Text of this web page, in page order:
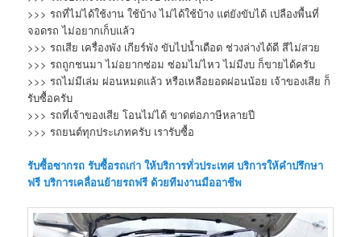
>>> รถที่ไม่ได้ใช้งาน ใช้บ้าง ไม่ได้ใช้บ้าง แต่ยังขับได้ เปลืองพื้นที่
จอดรถ ไม่อยากเก็บแล้ว
>>> รถเสีย เครื่องพัง เกียร์พัง ขับไปน้ำเดือด ช่วงล่างได้ดี สีไม่สวย
>>> รถถูกชนมา ไม่อยากซ่อม ซ่อมไม่ไหว ไม่มีงบ ก็ขายได้ครับ
>>> รถไม่มีเล่ม ผ่อนหมดแล้ว หรือเหลือยอดผ่อนน้อย เจ้าของเสีย ก็
รับซื้อครับ
>>> รถที่เจ้าของเสีย โอนไม่ได้ ขาดต่อภาษีหลายปี
>>> รถยนต์ทุกประเภทครับ เรารับซื้อ
รับซื้อซากรถ รับซื้อรถเก่า ให้บริการทั่วประเทศ บริการให้คำปรึกษา
ฟรี บริการเคลื่อนย้ายรถฟรี ด้วยทีมงานมืออาชีพ